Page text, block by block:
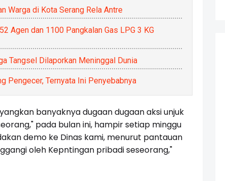
Warga di Kota Serang Rela Antre
Agen dan 1100 Pangkalan Gas LPG 3 KG
Tangsel Dilaporkan Meninggal Dunia
Pengecer, Ternyata Ini Penyebabnya
banyaknya dugaan dugaan aksi unjuk
pada bulan ini, hampir setiap minggu
demo ke Dinas kami, menurut pantauan
oleh Kepntingan pribadi seseorang,"